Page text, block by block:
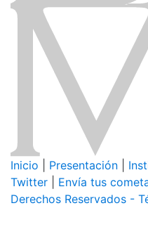
Inicio Presentación
Twitter
Envía tus
Derechos Reservados -